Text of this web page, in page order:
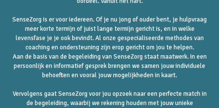
SenseZorg is er voor iedereen. Of je nu jong of ouder bent, je hulpvraag
meer korte termijn of juist lange termijn gericht is, en in welke
levensfase je je ook bevindt. Al onze gespecialiseerde methodes van
coaching en ondersteuning zijn erop gericht om jou te helpen.
Aan de basis van de begeleiding van SenseZorg staat maatwerk. In een
persoonlijk en informatief gesprek brengen we samen jouw individuele
behoeften en vooral jouw mogelijkheden in kaart.
Vervolgens gaat SenseZorg voor jou opzoek naar een perfecte match in
de begeleiding, waarbij we rekening houden met jouw unieke